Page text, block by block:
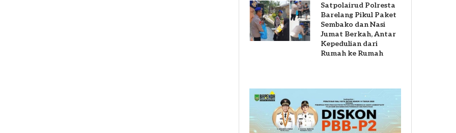
Satpolairud Polresta
Barelang Pikul Paket
Sembako dan Nasi
Jumat Berkah, Antar
Kepedulian dari
Rumah ke Rumah